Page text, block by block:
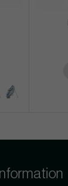
Information